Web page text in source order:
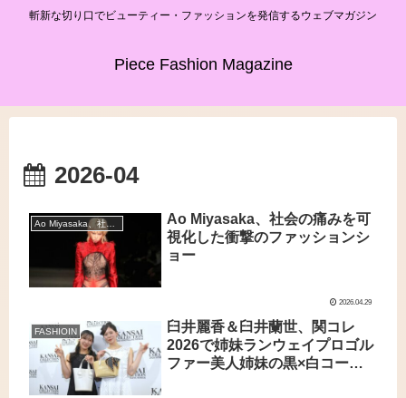
斬新な切り口でビューティー・ファッションを発信するウェブマガジン
Piece Fashion Magazine
2026-04
Ao Miyasaka、社会の痛みを可視化した衝撃のファッションショー
Ao Miyasaka、社会の痛みを可
視化した衝撃のファッションシ
ョー
2026.04.29
FASHIOIN
臼井麗香＆臼井蘭世、関コレ
2026で姉妹ランウェイプロゴル
ファー美人姉妹の黒×白コーデ